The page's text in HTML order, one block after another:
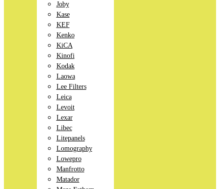
Joby
Kase
KEF
Kenko
KiCA
Kinofi
Kodak
Laowa
Lee Filters
Leica
Levoit
Lexar
Libec
Litepanels
Lomography
Lowepro
Manfrotto
Matador